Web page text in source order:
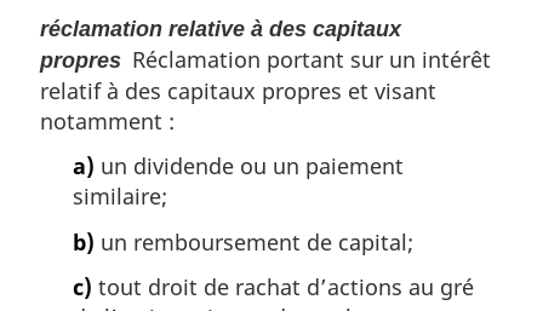
réclamation relative à des capitaux
propres Réclamation portant sur un intérêt
relatif à des capitaux propres et visant
notamment :
a) un dividende ou un paiement
similaire;
b) un remboursement de capital;
c) tout droit de rachat d’actions au gré